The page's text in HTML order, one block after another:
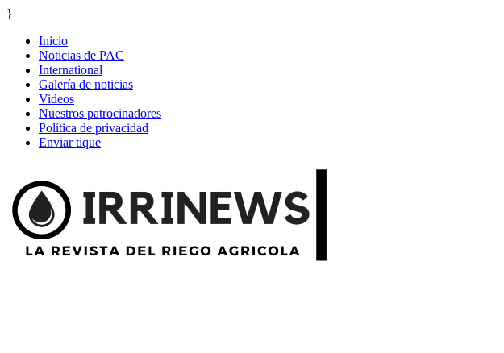
}
Inicio
Noticias de PAC
International
Galería de noticias
Videos
Nuestros patrocinadores
Política de privacidad
Enviar tique